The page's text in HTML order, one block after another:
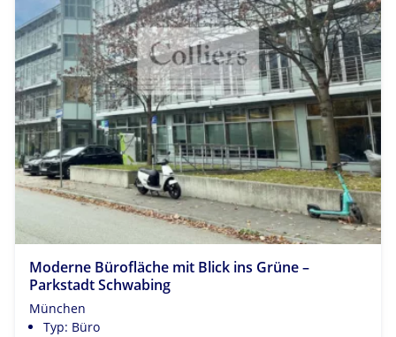
Moderne Bürofläche mit Blick ins Grüne –
Parkstadt Schwabing
München
Typ: Büro